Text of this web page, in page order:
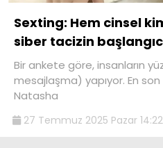
Sexting: Hem cinsel
siber tacizin
Bir ankete göre, insanların
mesajlaşma) yapıyor. En
Natasha
27 Temmuz 2025 Pazar 14:22